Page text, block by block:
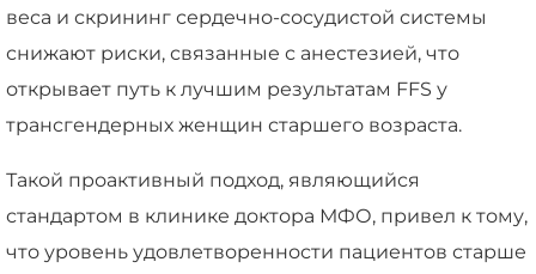
веса и скрининг сердечно-сосудистой системы
снижают риски, связанные с анестезией, что
открывает путь к лучшим результатам FFS у
трансгендерных женщин старшего возраста.
Такой проактивный подход, являющийся
стандартом в клинике доктора МФО, привел к тому,
что уровень удовлетворенности пациентов старше